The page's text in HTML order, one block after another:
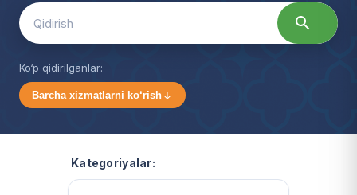
Search
for:
Ko‘p qidirilganlar:
Barcha xizmatlarni ko‘rish
Kategoriyalar: